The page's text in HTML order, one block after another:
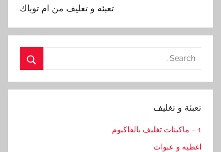
‏‏تعبئه و تغليف من ام توباك
Search
تعبئة و تغليف
1 – ماكينات تغليف بالفاكيوم
اغطيه و عبوات